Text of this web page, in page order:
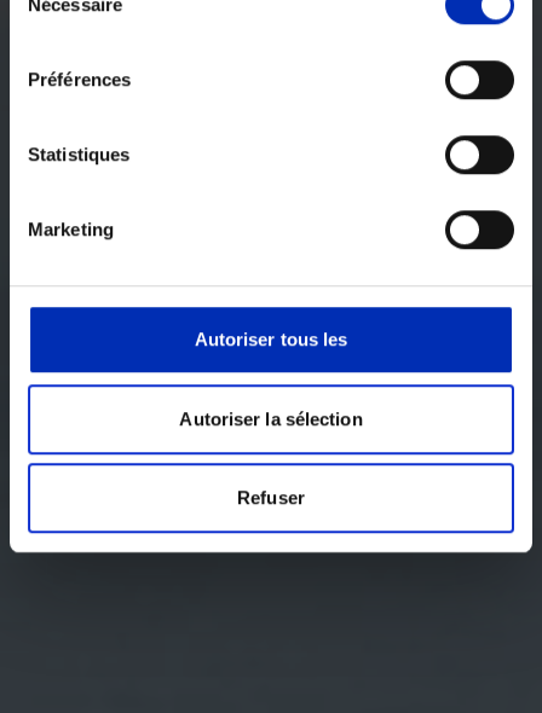
desNécessaire
Préférences
Statistiques
Marketing
Autoriser tous les
Autoriser la sélection
Refuser